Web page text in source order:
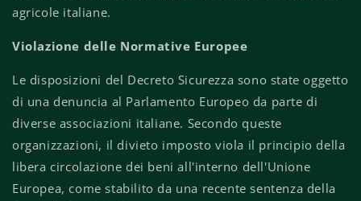
agricole italiane.
Violazione delle Normative Europee
Le disposizioni del Decreto Sicurezza sono state oggetto
di una denuncia al Parlamento Europeo da parte di
diverse associazioni italiane. Secondo queste
organizzazioni, il divieto imposto viola il principio della
libera circolazione dei beni all'interno dell'Unione
Europea, come stabilito da una recente sentenza della